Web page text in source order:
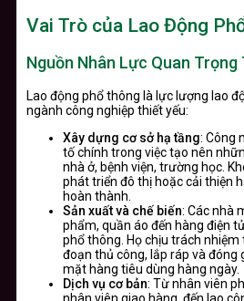
Vai Trò của Lao Động
Nguồn Nhân Lực Quan
Lao động phổ thông là lực lượng lao
ngành công nghiệp thiết yếu:
Xây dựng cơ sở hạ tầng: Công
tố chính trong việc tạo nên
nhà ở, bệnh viện, trường học.
phát triển đô thị hoặc cải thiện
hoàn thành.
Sản xuất và chế biến: Các nhà
phẩm, quần áo đến hàng điện
phổ thông. Họ chịu trách
đoạn thủ công, lắp ráp và đóng
mặt hàng tiêu dùng hàng ngày.
Dịch vụ cơ bản: Từ nhân viên